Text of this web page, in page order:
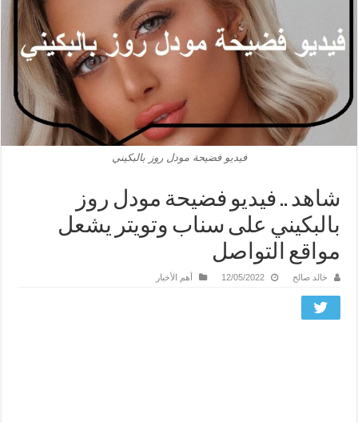
فيديو فضيحة مودل روز بالبكيني
شاهد .. فيديو فضيحة مودل روز
بالبكيني على سناب وتويتر يشعل
مواقع التواصل
خالد صالح 12/05/2022 أهم الأخبار